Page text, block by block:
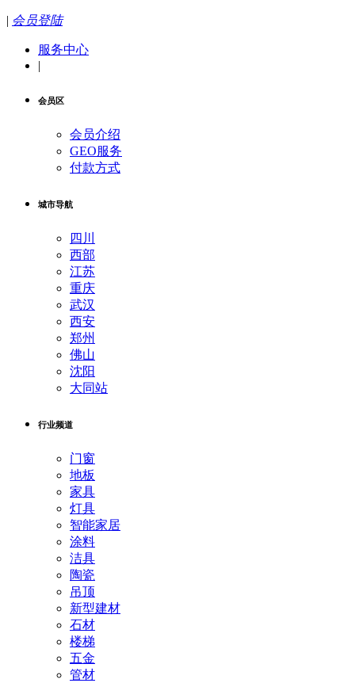
| 会员登陆
服务中心
|
会员区
会员介绍
GEO服务
付款方式
城市导航
四川
西部
江苏
重庆
武汉
西安
郑州
佛山
沈阳
大同站
行业频道
门窗
地板
家具
灯具
智能家居
涂料
洁具
陶瓷
吊顶
新型建材
石材
楼梯
五金
管材